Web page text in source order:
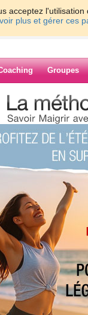
acceptez
plus et gérer ces
Groupes
> > La boite à
mamly
à
j'ai du mal car je n'ai pas